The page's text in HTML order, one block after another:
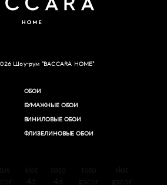
Шоу-рум “BACCARA HOME”
ОБОИ
БУМАЖНЫЕ ОБОИ
ВИНИЛОВЫЕ ОБОИ​
ФЛИЗЕЛИНОВЫЕ ОБОИ